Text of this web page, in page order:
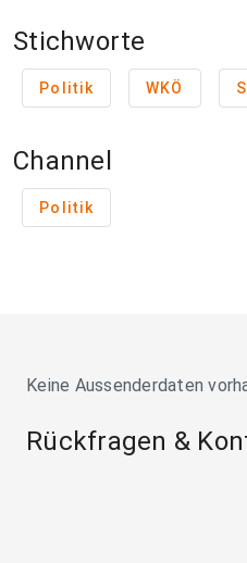
Stichworte
Politik WKÖ
Channel
Politik
Keine Aussenderdaten
Rückfragen &